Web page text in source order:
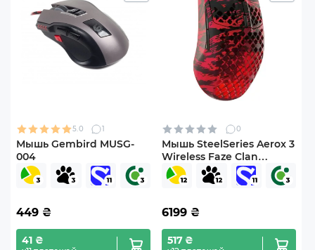
5.0 1
Мышь Gembird MUSG-
004
449 ₴
41 ₴
0
Мышь SteelSeries Aerox 3
Wireless Faze Clan
Edition (62609)
6199 ₴
517 ₴